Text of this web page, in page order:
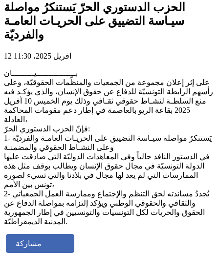
الحزب الدستوري الحرّ يَستنكرُ مواصلة
سيـاسة التضييق على الحريـات العامـة
والفرديّة
12 افريل 2025، 11:30
بــــــــــــــــيـــــــــان
على إثر إعلان مجموعة من الجمعيات والمنظّمات الحقوقيّة، وعلى
رأسهم الرابطة التونسيّة للدفاع عن حقوق الإنسان، والذي يؤكـد فيه
منع السلطـة لنشـاط حقوقي ثقـافي وذلك يوم الخميس 10 أفريل
2025 بقاعة الريو بالعاصمة في إطار دعم مقومات المحاكمة
العادلة،
فإنّ الحزب الدستوري الحرّ:
1- يَستنكرُ مواصلة سيـاسة التضييق على الحريـات العامـة والفرديّة
وعلى النشـاط الحقوقي والمضمنـة
في الدستور النافذ حالياً وفي المعاهدات الدوليّة التي صادقت عليها
الدولة التونسيّة في مجال حقوق الإنسان ويطالب بوقف مثل هذه
الممارسات التي لم يعد لها مجال في بلادنا والتي تسيء لصورة
تونس بين الأمم،
2- يُجددُ مساندته لحق التنظم والإجتماع وممارسة العمل الجمعياتي
والثقافي والحقوقي الوطني ويؤكد إلتزامه بمواصلة الدفاع عن
الحقوق والحريات لكل التونسيات والتونسيين في إطار الجمهورية
المدنية الديمقراطيّة.
مشاركة